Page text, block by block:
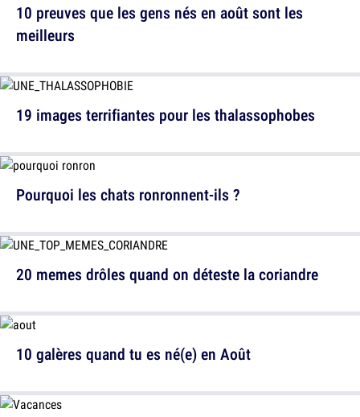
10 preuves que les gens nés en août sont les
meilleurs
Pourquoi les chats ronronnent-ils ?
10 galères quand tu es né(e) en Août
19 images terrifiantes pour les thalassophobes
20 memes drôles quand on déteste la coriandre